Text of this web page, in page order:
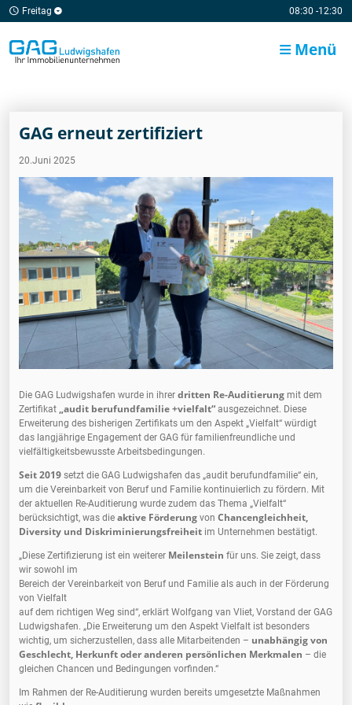
Freitag 08:30 -12:30
Menü
GAG erneut zertifiziert
20.Juni 2025
Die GAG Ludwigshafen wurde in ihrer dritten Re-Auditierung mit dem
Zertifikat „audit berufundfamilie +vielfalt“ ausgezeichnet. Diese
Erweiterung des bisherigen Zertifikats um den Aspekt „Vielfalt“ würdigt
das langjährige Engagement der GAG für familienfreundliche und
vielfältigkeitsbewusste Arbeitsbedingungen.
Seit 2019 setzt die GAG Ludwigshafen das „audit berufundfamilie“ ein,
um die Vereinbarkeit von Beruf und Familie kontinuierlich zu fördern. Mit
der aktuellen Re-Auditierung wurde zudem das Thema „Vielfalt“
berücksichtigt, was die aktive Förderung von Chancengleichheit,
Diversity und Diskriminierungsfreiheit im Unternehmen bestätigt.
„Diese Zertifizierung ist ein weiterer Meilenstein für uns. Sie zeigt, dass
wir sowohl im
Bereich der Vereinbarkeit von Beruf und Familie als auch in der Förderung
von Vielfalt
auf dem richtigen Weg sind“, erklärt Wolfgang van Vliet, Vorstand der GAG
Ludwigshafen. „Die Erweiterung um den Aspekt Vielfalt ist besonders
wichtig, um sicherzustellen, dass alle Mitarbeitenden – unabhängig von
Geschlecht, Herkunft oder anderen persönlichen Merkmalen – die
gleichen Chancen und Bedingungen vorfinden.“
Im Rahmen der Re-Auditierung wurden bereits umgesetzte Maßnahmen